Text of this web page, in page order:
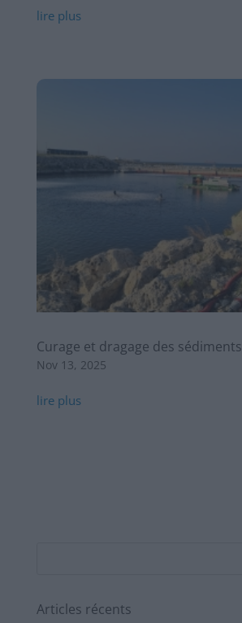
lire plus
Curage et dragage des sédiments
Nov 13, 2025
lire plus
Articles récents